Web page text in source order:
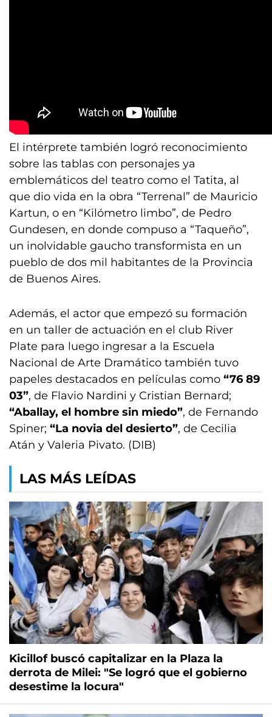
El intérprete también logró reconocimiento
sobre las tablas con personajes ya
emblemáticos del teatro como el Tatita, al
que dio vida en la obra “Terrenal” de Mauricio
Kartun, o en “Kilómetro limbo”, de Pedro
Gundesen, en donde compuso a “Taqueño”,
un inolvidable gaucho transformista en un
pueblo de dos mil habitantes de la Provincia
de Buenos Aires.
Además, el actor que empezó su formación
en un taller de actuación en el club River
Plate para luego ingresar a la Escuela
Nacional de Arte Dramático también tuvo
papeles destacados en películas como “76 89
03”, de Flavio Nardini y Cristian Bernard;
“Aballay, el hombre sin miedo”, de Fernando
Spiner; “La novia del desierto”, de Cecilia
Atán y Valeria Pivato. (DIB)
LAS MÁS LEÍDAS
Kicillof buscó capitalizar en la Plaza la
derrota de Milei: "Se logró que el gobierno
desestime la locura"